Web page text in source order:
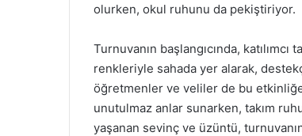
olurken, okul ruhunu da pekiştiriyor.
Turnuvanın başlangıcında,
renkleriyle sahada yer alarak,
öğretmenler ve veliler de bu
unutulmaz anlar sunarken, takım
yaşanan sevinç ve üzüntü, turnuvanın